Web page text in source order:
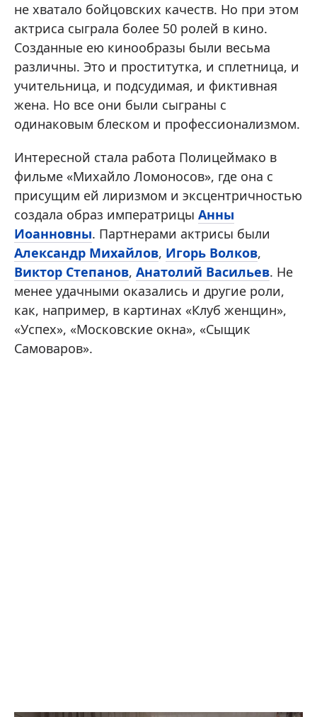
не хватало бойцовских качеств. Но при этом
актриса сыграла более 50 ролей в кино.
Созданные ею кинообразы были весьма
различны. Это и проститутка, и сплетница, и
учительница, и подсудимая, и фиктивная
жена. Но все они были сыграны с
одинаковым блеском и профессионализмом.
Интересной стала работа Полицеймако в
фильме «Михайло Ломоносов», где она с
присущим ей лиризмом и эксцентричностью
создала образ императрицы Анны
Иоанновны. Партнерами актрисы были
Александр Михайлов, Игорь Волков,
Виктор Степанов, Анатолий Васильев. Не
менее удачными оказались и другие роли,
как, например, в картинах «Клуб женщин»,
«Успех», «Московские окна», «Сыщик
Самоваров».